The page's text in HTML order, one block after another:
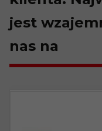
jest
nas na